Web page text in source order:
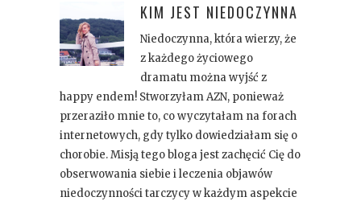
KIM JEST NIEDOCZYNNA
Niedoczynna, która wierzy, że
z każdego życiowego
dramatu można wyjść z
happy endem! Stworzyłam AZN, ponieważ
przeraziło mnie to, co wyczytałam na forach
internetowych, gdy tylko dowiedziałam się o
chorobie. Misją tego bloga jest zachęcić Cię do
obserwowania siebie i leczenia objawów
niedoczynności tarczycy w każdym aspekcie